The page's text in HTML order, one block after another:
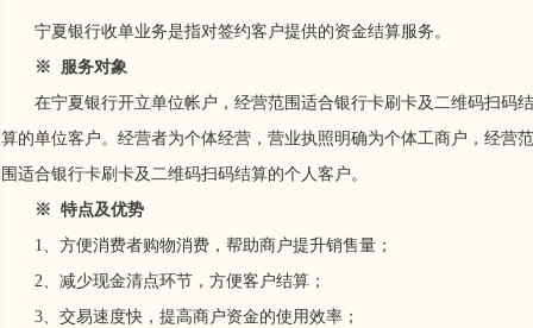
宁夏银行收单业务是指对签约客户提供的资金结算服务。
※ 服务对象
在宁夏银行开立单位帐户，经营范围适合银行卡刷卡及二维码扫码结
算的单位客户。经营者为个体经营，营业执照明确为个体工商户，经营范
围适合银行卡刷卡及二维码扫码结算的个人客户。
※ 特点及优势
1、方便消费者购物消费，帮助商户提升销售量；
2、减少现金清点环节，方便客户结算；
3、交易速度快，提高商户资金的使用效率；